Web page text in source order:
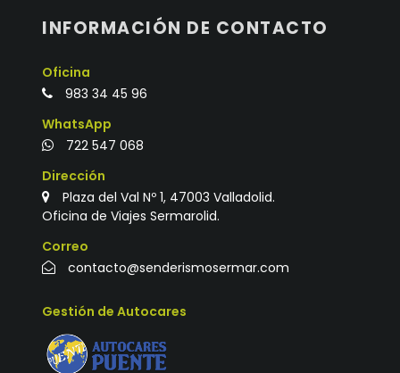
INFORMACIÓN DE CONTACTO
Oficina
983 34 45 96
WhatsApp
722 547 068
Dirección
Plaza del Val Nº 1, 47003 Valladolid.
Oficina de Viajes Sermarolid.
Correo
contacto@senderismosermar.com
Gestión de Autocares